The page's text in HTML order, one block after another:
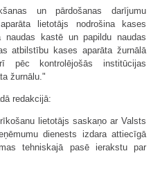
un pārdošanas darījumu
lietotājs nodrošina kases
naudas kastē un papildu naudas
atbilstību kases aparāta žurnālā
pēc kontrolējošās institūcijas
žurnālu."
redakcijā:
lietotājs saskaņo ar Valsts
dienests izdara attiecīgā
tehniskajā pasē ierakstu par